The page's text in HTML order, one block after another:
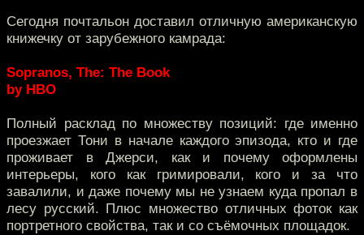
Сегодня почтальон доставил отличную американскую
книжечку от зарубежного камрада:
Sopranos, The: The Book
by HBO
Полный расклад по множеству позиций: где именно
проезжает Тони в начале каждого эпизода, кто и где
проживает в Джерси, как и почему оформлены
интерьеры, кого как гримировали, кого и за что
завалили, и даже почему мы не узнаем куда пропал в
лесу русский. Плюс множество отличных фоток как
портретного свойства, так и со съёмочных площадок.